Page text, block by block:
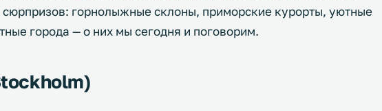
сюрпризов: горнолыжные склоны, приморские курорты, уютные
города — о них мы сегодня и поговорим.